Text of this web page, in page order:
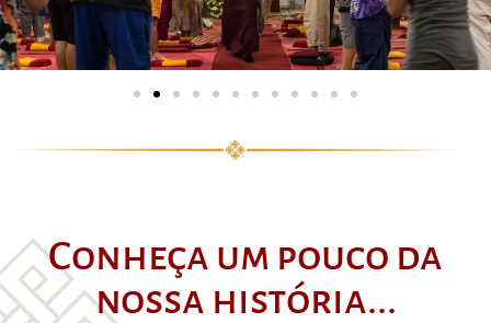
Conheça um pouco da
nossa história...